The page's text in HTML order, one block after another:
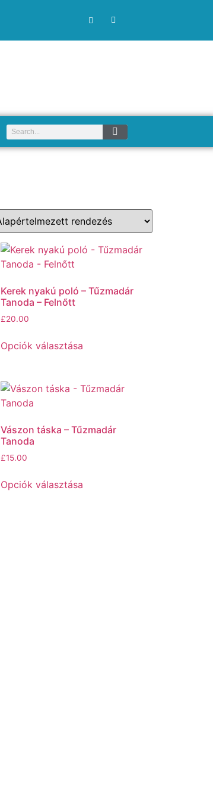
Kerek nyakú poló – Tűzmadár
Tanoda – Felnőtt
£20.00
Opciók választása
Vászon táska – Tűzmadár
Tanoda
£15.00
Opciók választása